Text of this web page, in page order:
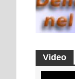
Video